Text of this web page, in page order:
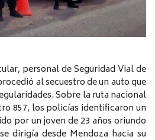
personal de Seguridad Vial de
al secuestro de un auto que
Sobre la ruta nacional
857, los policías identificaron un
por un joven de 23 años oriundo
dirigía desde Mendoza hacia su